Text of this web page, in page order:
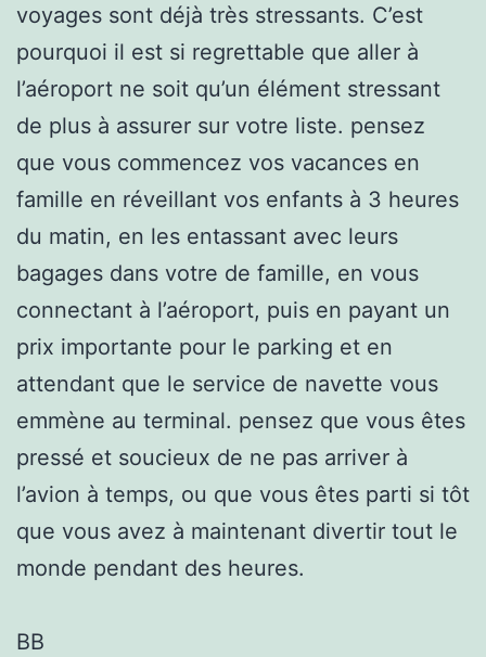
voyages sont déjà très stressants. C’est
pourquoi il est si regrettable que aller à
l’aéroport ne soit qu’un élément stressant
de plus à assurer sur votre liste. pensez
que vous commencez vos vacances en
famille en réveillant vos enfants à 3 heures
du matin, en les entassant avec leurs
bagages dans votre de famille, en vous
connectant à l’aéroport, puis en payant un
prix importante pour le parking et en
attendant que le service de navette vous
emmène au terminal. pensez que vous êtes
pressé et soucieux de ne pas arriver à
l’avion à temps, ou que vous êtes parti si tôt
que vous avez à maintenant divertir tout le
monde pendant des heures.
BB